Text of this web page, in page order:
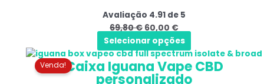
Avaliação 4.91 de 5
69,80€
69,80 €.
60,00 €
60,00 €.
Selecionar opções
Venda!Caixa Iguana Vape CBD
personalizado
O
preço
original
O
preço
atual